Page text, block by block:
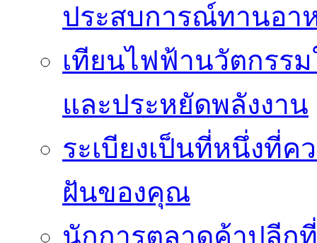
ประสบการณ์ทานอา
เทียนไฟฟ้านวัตกรร
และประหยัดพลังงาน
ระเบียงเป็นที่หนึ่งที่ค
ฝันของคุณ
นักการตลาดค้าปลีก